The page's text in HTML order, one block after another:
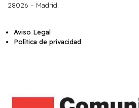
28026 – Madrid.
Aviso Legal
Política de privacidad